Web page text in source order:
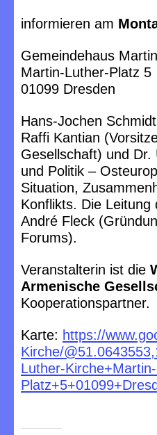
informieren am
Gemeindehaus
Martin-Luther-Platz 5
01099 Dresden
Hans-Jochen
Raffi Kantian
Gesellschaft) und
und Politik –
Situation,
Konflikts. Die
André Fleck
Forums).
Veranstalterin ist die
Armenische
Kooperationspartner.
Karte: https://
Kirche/
Luther-